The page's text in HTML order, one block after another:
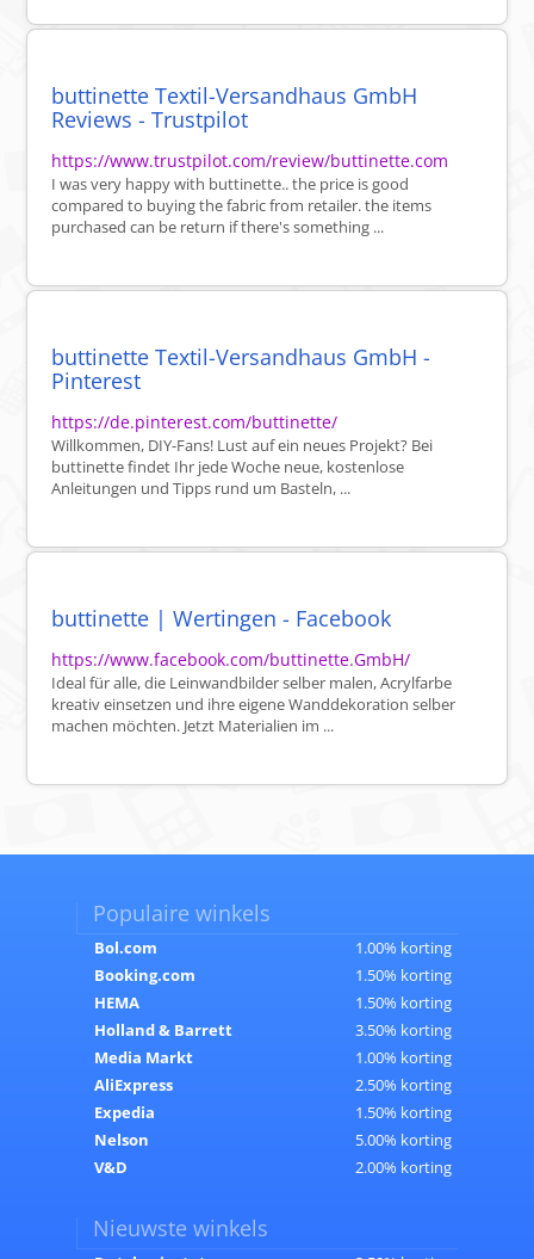
buttinette Textil-Versandhaus GmbH
Reviews - Trustpilot
https://www.trustpilot.com/review/buttinette.com
I was very happy with buttinette.. the price is good
compared to buying the fabric from retailer. the items
purchased can be return if there's something ...
buttinette Textil-Versandhaus GmbH -
Pinterest
https://de.pinterest.com/buttinette/
Willkommen, DIY-Fans! Lust auf ein neues Projekt? Bei
buttinette findet Ihr jede Woche neue, kostenlose
Anleitungen und Tipps rund um Basteln, ...
buttinette | Wertingen - Facebook
https://www.facebook.com/buttinette.GmbH/
Ideal für alle, die Leinwandbilder selber malen, Acrylfarbe
kreativ einsetzen und ihre eigene Wanddekoration selber
machen möchten. Jetzt Materialien im ...
Populaire winkels
Bol.com
1.00% korting
Booking.com
1.50% korting
HEMA
1.50% korting
Holland & Barrett
3.50% korting
Media Markt
1.00% korting
AliExpress
2.50% korting
Expedia
1.50% korting
Nelson
5.00% korting
V&D
2.00% korting
Nieuwste winkels